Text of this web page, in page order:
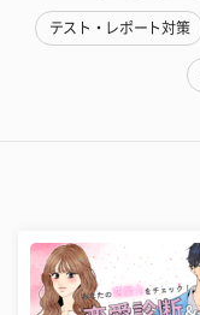
テスト・レポート対策